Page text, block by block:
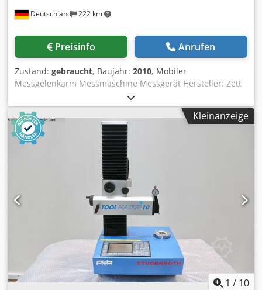
Deutschland 222 km
Preisinfo Anrufen
Zustand: gebraucht, Baujahr: 2010, Mobiler
Messgelenkarm Messmaschine Messgerät Hersteller: Zett
Mess Typ: AMPG 2400 Präzision Baujahr: 2010 - unbenützt
Codpfx Amswu E D Revsha Mess-Ø: 2.400 mm 22726ä
Kleinanzeige
1 / 10